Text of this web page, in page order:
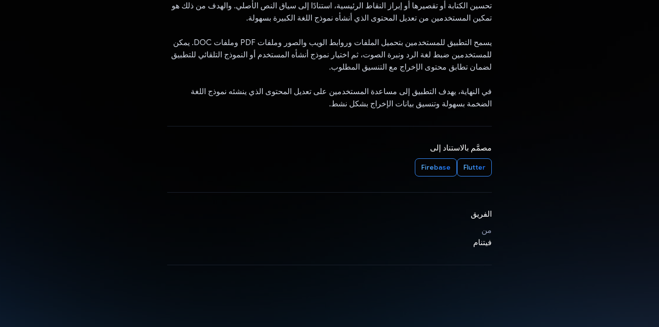
تحسين الكتابة أو تقصيرها أو إبراز النقاط الرئيسية، استنادًا إلى سياق النص الأصلي. والهدف من ذلك هو
تمكين المستخدمين من تعديل المحتوى الذي أنشأه نموذج اللغة الكبيرة بسهولة.
يسمح التطبيق للمستخدمين بتحميل الملفات وروابط الويب والصور وملفات PDF وملفات DOC. يمكن
للمستخدمين ضبط لغة الرد ونبرة الصوت، ثم اختيار نموذج أنشأه المستخدم أو النموذج التلقائي للتطبيق
لضمان تطابق محتوى الإخراج مع التنسيق المطلوب.
في النهاية، يهدف التطبيق إلى مساعدة المستخدمين على تعديل المحتوى الذي ينشئه نموذج اللغة
الضخمة بسهولة وتنسيق بيانات الإخراج بشكل نشط.
مصمَّم بالاستناد إلى
Flutter
Firebase
الفريق
من
فيتنام